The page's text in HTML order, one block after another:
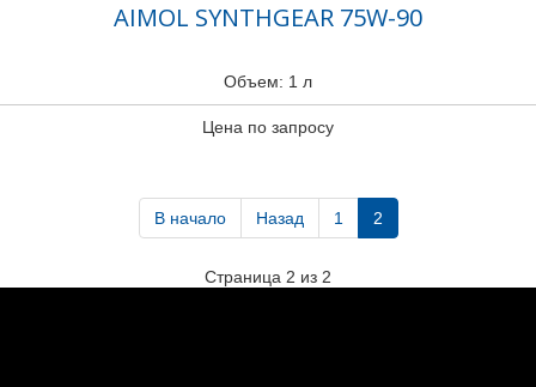
AIMOL SYNTHGEAR 75W-90
Объем: 1 л
Цена по запросу
В начало Назад 1 2
Страница 2 из 2